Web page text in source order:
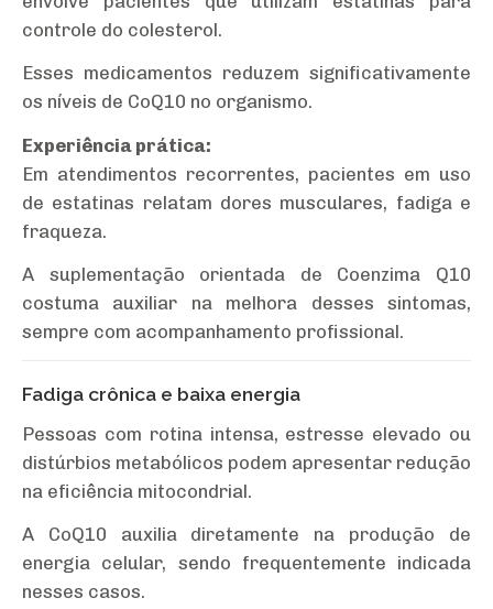
controle do colesterol.
Esses medicamentos reduzem significativamente
os níveis de CoQ10 no organismo.
Experiência prática:
Em atendimentos recorrentes, pacientes em uso
de estatinas relatam dores musculares, fadiga e
fraqueza.
A suplementação orientada de Coenzima Q10
costuma auxiliar na melhora desses sintomas,
sempre com acompanhamento profissional.
Fadiga crônica e baixa energia
Pessoas com rotina intensa, estresse elevado ou
distúrbios metabólicos podem apresentar redução
na eficiência mitocondrial.
A CoQ10 auxilia diretamente na produção de
energia celular, sendo frequentemente indicada
nesses casos.